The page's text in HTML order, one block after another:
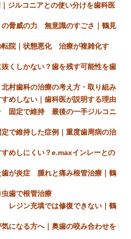
ジルコニアとの使い分けを歯科医
脅威の力 無意識のすごさ｜鶴見
院｜状態悪化 治療が複雑化す
くしかない？歯を残す可能性を歯
歯科の治療の考え方・取り組み
めしない｜歯科医が説明する理由
固定で維持 最後の一手ジルコニ
で維持した症例｜重度歯周病の治
めしにくい？e.maxインレーとの
が炎症 腫れと痛み根管治療｜鶴
歯で根管治療
ジン充填では修復できない｜鶴
になる方へ｜奥歯の咬み合わせを